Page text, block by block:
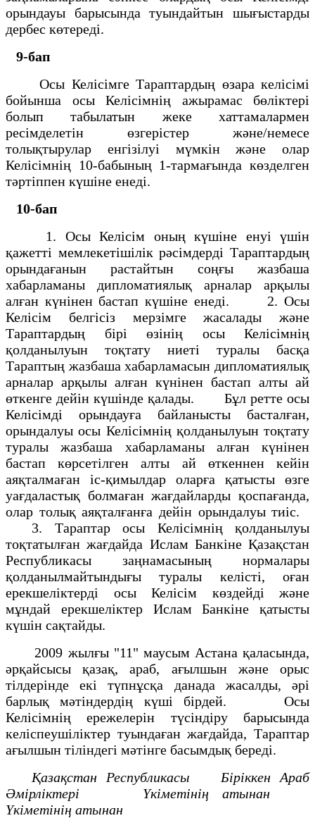
орындауы барысында туындайтын шығыстарды
дербес көтереді.
9-бап
Осы Келісімге Тараптардың өзара келісімі
бойынша осы Келісімнің ажырамас бөліктері
болып табылатын жеке хаттамалармен
ресімделетін өзгерістер және/немесе
толықтырулар енгізілуі мүмкін және олар
Келісімнің 10-бабының 1-тармағында көзделген
тәртіппен күшіне енеді.
10-бап
1. Осы Келісім оның күшіне енуі үшін
қажетті мемлекетішілік рәсімдерді Тараптардың
орындағанын растайтын соңғы жазбаша
хабарламаны дипломатиялық арналар арқылы
алған күнінен бастап күшіне енеді. 2. Осы
Келісім белгісіз мерзімге жасалады және
Тараптардың бірі өзінің осы Келісімнің
қолданылуын тоқтату ниеті туралы басқа
Тараптың жазбаша хабарламасын дипломатиялық
арналар арқылы алған күнінен бастап алты ай
өткенге дейін күшінде қалады. Бұл ретте осы
Келісімді орындауға байланысты басталған,
орындалуы осы Келісімнің қолданылуын тоқтату
туралы жазбаша хабарламаны алған күнінен
бастап көрсетілген алты ай өткеннен кейін
аяқталмаған іс-қимылдар оларға қатысты өзге
уағдаластық болмаған жағдайларды қоспағанда,
олар толық аяқталғанға дейін орындалуы тиіс.
3. Тараптар осы Келісімнің қолданылуы
тоқтатылған жағдайда Ислам Банкіне Қазақстан
Республикасы заңнамасының нормалары
қолданылмайтындығы туралы келісті, оған
ерекшеліктерді осы Келісім көздейді және
мұндай ерекшеліктер Ислам Банкіне қатысты
күшін сақтайды.
2009 жылғы "11" маусым Астана қаласында,
әрқайсысы қазақ, араб, ағылшын және орыс
тілдерінде екі түпнұсқа данада жасалды, әрі
барлық мәтіндердің күші бірдей. Осы
Келісімнің ережелерін түсіндіру барысында
келіспеушіліктер туындаған жағдайда, Тараптар
ағылшын тіліндегі мәтінге басымдық береді.
Қазақстан Республикасы Біріккен Араб
Әмірліктері
Үкіметінің атынан
Үкіметінің атынан